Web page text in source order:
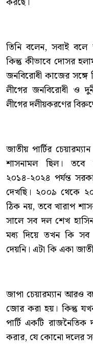
তিনি বলেন, সবাই
কিন্তু কীভাবে দোসর
জনবিরোধী কাজের সঙ্গে
লীগের জনবিরোধী ও
লীগের দলীয়করণের
জাতীয় পার্টির
শাসনামল ছিল।
২০১৪-২০২৪ পর্যন্ত
দেখছি। ২০০৯ থেকে
ঠিক নয়, তবে খারাপ
সালে সব দল শেখ
মধ্য দিয়ে তখন কি সব
দেয়নি। এটা কি একা
জাপা চেয়ারম্যান আরও
জোর করা হয়। কিন্তু
পার্টি একটি
করার, যে কোনো দলের